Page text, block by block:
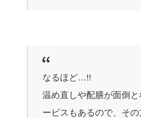
なるほど…!!
温め直しや配膳が面倒
ービスもあるので、そ